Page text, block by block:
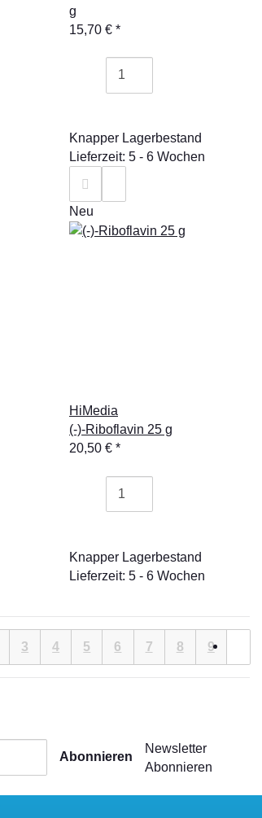
g
15,70 € *
Knapper Lagerbestand
Lieferzeit: 5 - 6 Wochen
Neu
HiMedia
(-)-Riboflavin 25 g
20,50 € *
Knapper Lagerbestand
Lieferzeit: 5 - 6 Wochen
3 4 5 6 7 8 9
Abonnieren
Newsletter
Abonnieren